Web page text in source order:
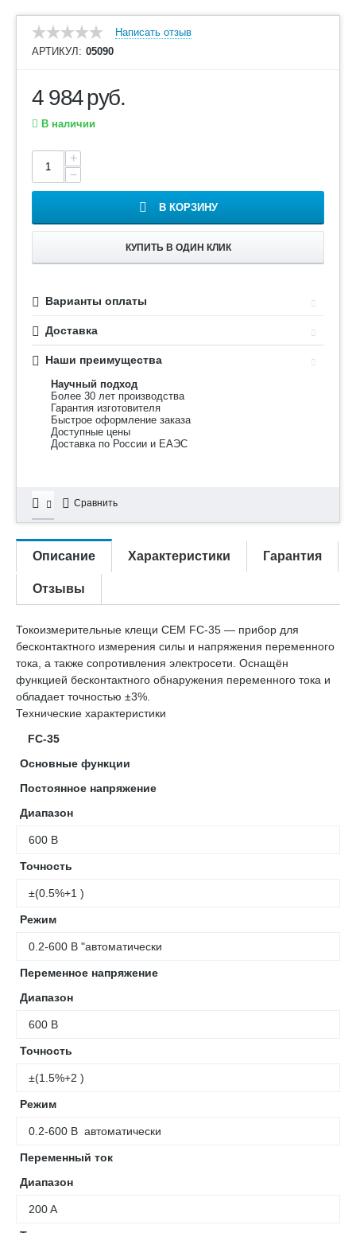
Написать отзыв
АРТИКУЛ: 05090
4 984руб.
В наличии
+
−
В КОРЗИНУ
КУПИТЬ В ОДИН КЛИК
Варианты оплаты
Доставка
Наши преимущества
Научный подход
Более 30 лет производства
Гарантия изготовителя
Быстрое оформление заказа
Доступные цены
Доставка по России и ЕАЭС
Сравнить
Описание Характеристики Гарантия
Отзывы
Токоизмерительные клещи CEM FC-35 — прибор для
бесконтактного измерения силы и напряжения переменного
тока, а также сопротивления электросети. Оснащён
функцией бесконтактного обнаружения переменного тока и
обладает точностью ±3%.
Технические характеристики
FC-35
Основные функции
Постоянное напряжение
Диапазон
600 В
Точность
±(0.5%+1 )
Режим
0.2-600 В "автоматически
Переменное напряжение
Диапазон
600 В
Точность
±(1.5%+2 )
Режим
0.2-600 В автоматически
Переменный ток
Диапазон
200 A